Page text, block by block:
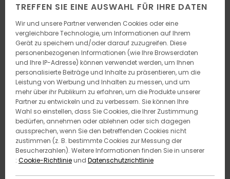
TREFFEN SIE EINE AUSWAHL FÜR IHRE DATEN
Wir und unsere Partner verwenden Cookies oder eine
vergleichbare Technologie, um Informationen auf Ihrem
Gerät zu speichern und/oder darauf zuzugreifen. Diese
personenbezogenen Informationen (wie Ihre Browserdaten
und Ihre IP-Adresse) können verwendet werden, um Ihnen
personalisierte Beiträge und Inhalte zu präsentieren, um die
Leistung von Werbung und Inhalten zu messen, und um
mehr über ihr Publikum zu erfahren, um die Produkte unserer
Partner zu entwickeln und zu verbessern. Sie können Ihre
Wahl so einstellen, dass Sie Cookies, die Ihrer Zustimmung
bedürfen, annehmen oder ablehnen oder sich dagegen
aussprechen, wenn Sie den betreffenden Cookies nicht
zustimmen (z. B. bestimmte Cookies zur Messung der
Besucherzahlen). Weitere Informationen finden Sie in unserer
: Cookie-Richtlinieund Datenschutzrichtlinie